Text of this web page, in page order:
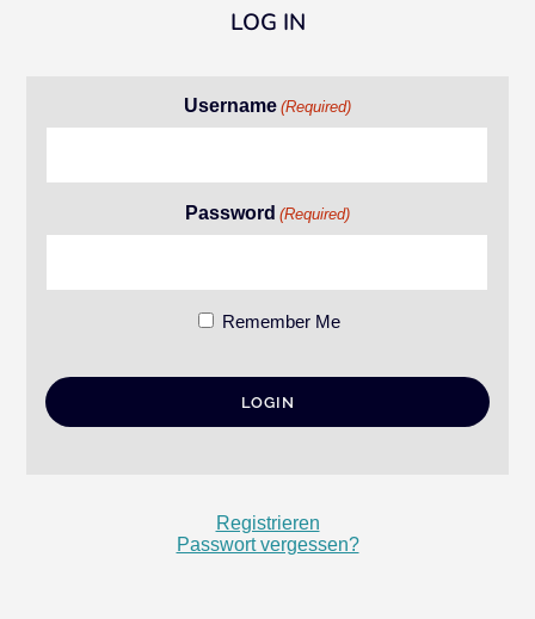
LOG IN
Username (Required)
Password (Required)
Remember Me
Registrieren
Passwort vergessen?